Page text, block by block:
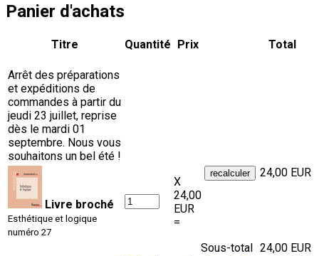
Panier d'achats
Arrêt des préparations
et expéditions de
commandes à partir du
jeudi 23 juillet, reprise
dès le mardi 01
septembre. Nous vous
souhaitons un bel été !
Titre Quantité Prix Total
Livre broché
Esthétique et logique
numéro 27
X
24,00
EUR
=
24,00 EUR
Sous-total 24,00 EUR